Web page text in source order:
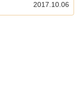
2017.10.06